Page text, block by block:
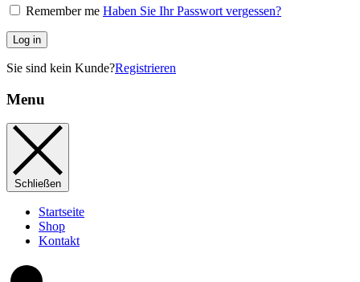
Remember me Haben Sie Ihr Passwort vergessen?
Log in
Sie sind kein Kunde?Registrieren
Menu
Schließen
Startseite
Shop
Kontakt